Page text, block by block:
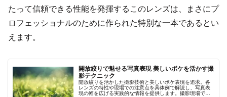
たって信頼できる性能を発揮するこのレンズは、まさにプ
ロフェッショナルのために作られた特別な一本であるとい
えます。
開放絞りで魅せる写真表現 美しいボケを活かす撮
影テクニック
開放絞りを活かした撮影技術と美しいボケ表現を追求。各
レンズの特性や現場での注意点を具体例で解説し、写真表
現の幅を広げる実践的な情報を提供します。撮影現場で役